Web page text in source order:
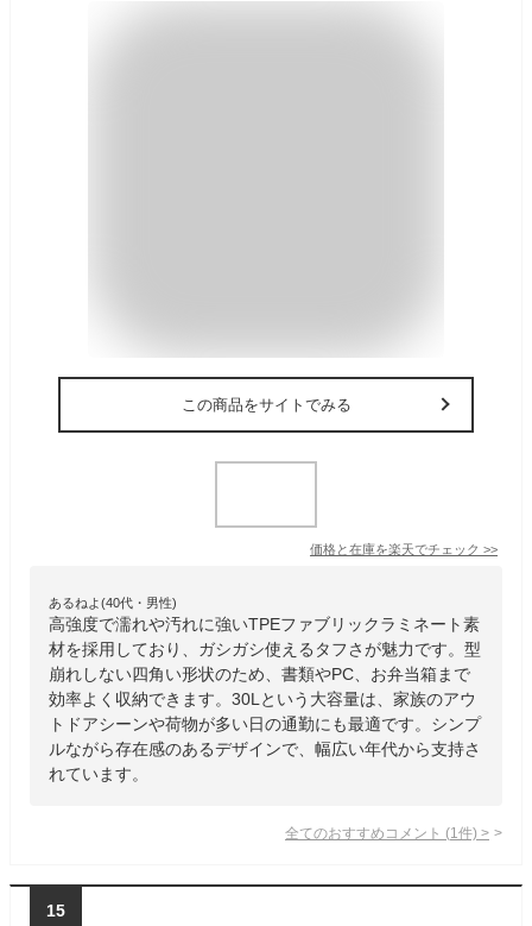
この商品をサイトでみる
価格と在庫を楽天でチェック >>
あるねよ(40代・男性)
高強度で濡れや汚れに強いTPEファブリックラミネート素
材を採用しており、ガシガシ使えるタフさが魅力です。型
崩れしない四角い形状のため、書類やPC、お弁当箱まで
効率よく収納できます。30Lという大容量は、家族のアウ
トドアシーンや荷物が多い日の通勤にも最適です。シンプ
ルながら存在感のあるデザインで、幅広い年代から支持さ
れています。
全てのおすすめコメント (1 件) >
15